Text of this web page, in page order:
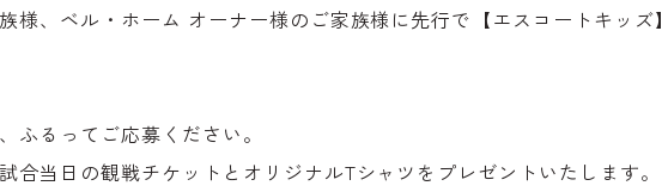
様、ベル・ホーム オーナー様のご家族様に先行で【エスコートキッズ】
ふるってご応募ください。
合当日の観戦チケットとオリジナルTシャツをプレゼントいたします。